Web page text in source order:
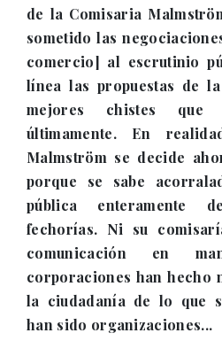
de la Comisaria
sometido las
comercio] al escrutinio
línea las propuestas de
mejores chistes que
últimamente. En
Malmström se decide
porque se sabe
pública enteramente
fechorías. Ni su
comunicación en
corporaciones han hecho
la ciudadanía de lo que
han sido organizaciones...